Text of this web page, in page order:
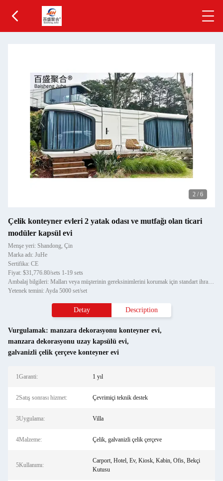
2 / 6
Çelik konteyner evleri 2 yatak odası ve mutfağı olan ticari
modüler kapsül evi
Menşe yeri: Shandong, Çin
Marka adı: JuHe
Sertifika: CE
Fiyat: $31,776.80/sets 1-19 sets
Ambalaj bilgileri: Malları veya müşterinin gereksinimlerini korumak için standart ihracat paketi
Yetenek temini: Ayda 5000 set/set
Detay Description
Vurgulamak: manzara dekorasyonu konteyner evi,
manzara dekorasyonu uzay kapsülü evi,
galvanizli çelik çerçeve konteyner evi
1Garanti: 1 yıl
2Satış sonrası hizmet: Çevrimiçi teknik destek
3Uygulama: Villa
4Malzeme: Çelik, galvanizli çelik çerçeve
5Kullanımı:
Carport, Hotel, Ev, Kiosk, Kabin, Ofis, Bekçi
Kutusu